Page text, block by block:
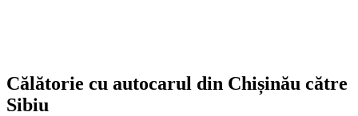
Călătorie cu autocarul din Chișinău către
Sibiu